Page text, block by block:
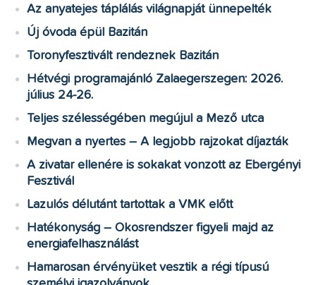
Az anyatejes táplálás világnapját ünnepelték
Új óvoda épül Bazitán
Toronyfesztivált rendeznek Bazitán
Hétvégi programajánló Zalaegerszegen: 2026.
július 24-26.
Teljes szélességében megújul a Mező utca
Megvan a nyertes – A legjobb rajzokat díjazták
A zivatar ellenére is sokakat vonzott az Ebergényi
Fesztivál
Lazulós délutánt tartottak a VMK előtt
Hatékonyság – Okosrendszer figyeli majd az
energiafelhasználást
Hamarosan érvényüket vesztik a régi típusú